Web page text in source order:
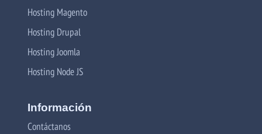
Hosting Magento
Hosting Drupal
Hosting Joomla
Hosting Node JS
Información
Contáctanos